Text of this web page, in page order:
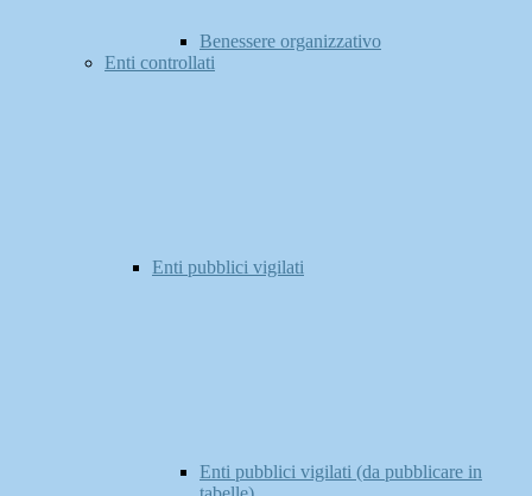
Benessere organizzativo
Enti controllati
Enti pubblici vigilati
Enti pubblici vigilati (da pubblicare in